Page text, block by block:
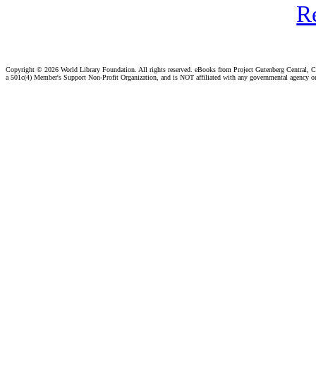
Copyright © 2026 World Library Foundation. All rights reserved. eBooks from Project Gutenberg Central,
a 501c(4) Member's Support Non-Profit Organization, and is NOT affiliated with any governmental agency